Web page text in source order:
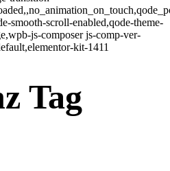
smooth-scroll-enabled,qode-theme-
js-composer js-comp-ver-
kit-1411
Tag